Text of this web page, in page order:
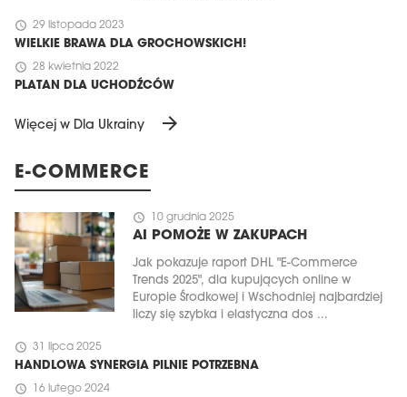
schedule 29 listopada 2023
WIELKIE BRAWA DLA GROCHOWSKICH!
schedule 28 kwietnia 2022
PLATAN DLA UCHODŹCÓW
Więcej w Dla Ukrainy arrow_forward
E-COMMERCE
schedule 10 grudnia 2025
AI POMOŻE W ZAKUPACH
Jak pokazuje raport DHL "E-Commerce
Trends 2025", dla kupujących online w
Europie Środkowej i Wschodniej najbardziej
liczy się szybka i elastyczna dos ...
schedule 31 lipca 2025
HANDLOWA SYNERGIA PILNIE POTRZEBNA
schedule 16 lutego 2024